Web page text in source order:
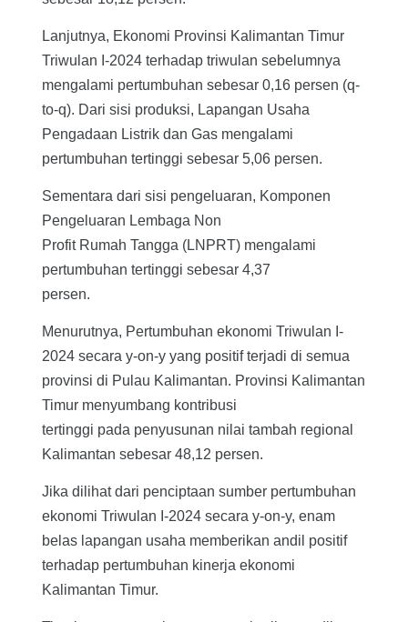
Lanjutnya, Ekonomi Provinsi Kalimantan Timur
Triwulan I-2024 terhadap triwulan sebelumnya
mengalami pertumbuhan sebesar 0,16 persen (q-
to-q). Dari sisi produksi, Lapangan Usaha
Pengadaan Listrik dan Gas mengalami
pertumbuhan tertinggi sebesar 5,06 persen.
Sementara dari sisi pengeluaran, Komponen
Pengeluaran Lembaga Non
Profit Rumah Tangga (LNPRT) mengalami
pertumbuhan tertinggi sebesar 4,37
persen.
Menurutnya, Pertumbuhan ekonomi Triwulan I-
2024 secara y-on-y yang positif terjadi di semua
provinsi di Pulau Kalimantan. Provinsi Kalimantan
Timur menyumbang kontribusi
tertinggi pada penyusunan nilai tambah regional
Kalimantan sebesar 48,12 persen.
Jika dilihat dari penciptaan sumber pertumbuhan
ekonomi Triwulan I-2024 secara y-on-y, enam
belas lapangan usaha memberikan andil positif
terhadap pertumbuhan kinerja ekonomi
Kalimantan Timur.